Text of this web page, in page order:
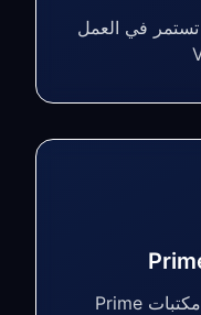
أوامر الصوت ومهارات Alexa تستمر في العمل
م optimized للوصول إلى مكتبات Prime